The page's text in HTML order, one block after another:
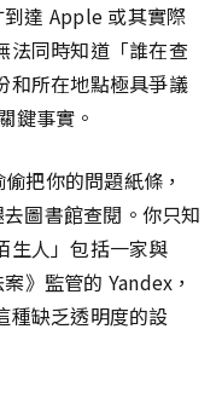
達 Apple 或其實際
法同時知道「誰在查
和所在地點極具爭議
鍵事實。
把你的問題紙條，
圖書館查閱。你只知
生人」包括一家與
》監管的 Yandex，
種缺乏透明度的設